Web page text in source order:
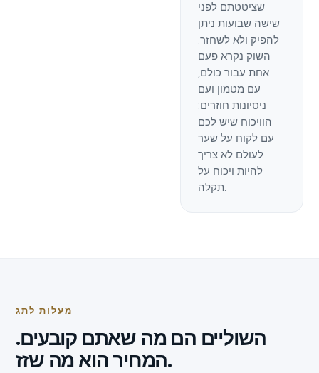
שציטטתם לפני
שישה שבועות ניתן
להפיק ולא לשחזר.
השוק נקרא פעם
אחת עבור כולם,
עם מטמון ועם
ניסיונות חוזרים:
הוויכוח שיש לכם
עם לקוח על שער
לעולם לא צריך
להיות ויכוח על
תקלה.
מעלות לתג
השוליים הם מה שאתם קובעים.
המחיר הוא מה שזז.